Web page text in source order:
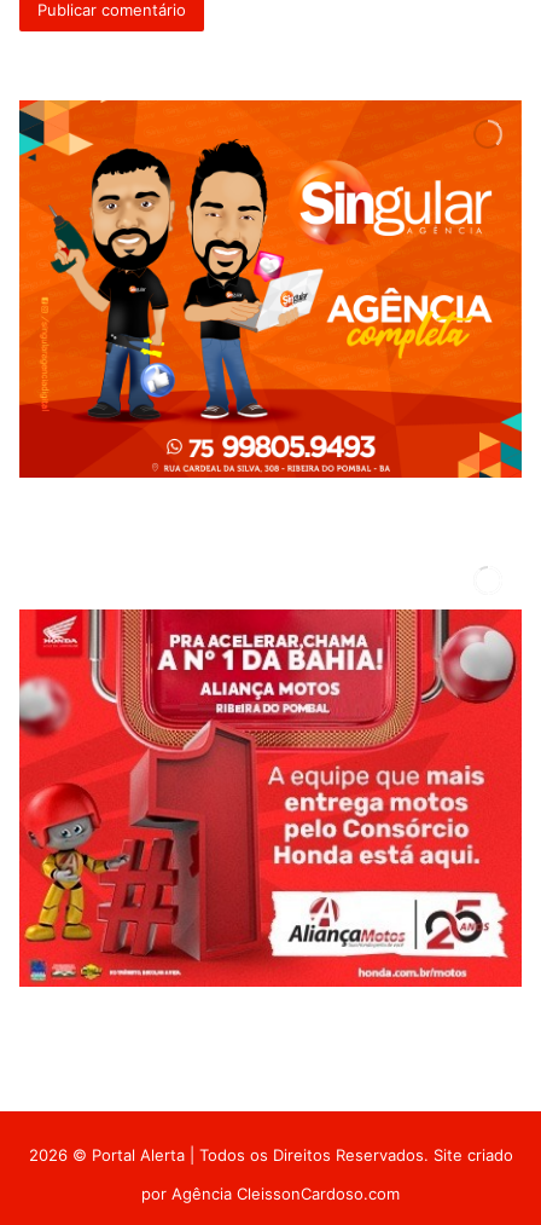
2026 © Portal Alerta | Todos os Direitos Reservados. Site criado
por Agência CleissonCardoso.com